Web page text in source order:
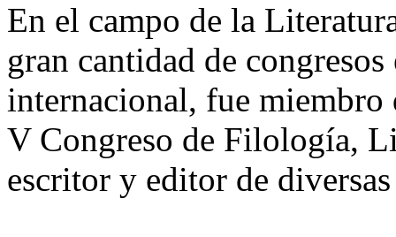
En el campo de la
gran cantidad de
internacional, fue
V Congreso de Filología,
escritor y editor de